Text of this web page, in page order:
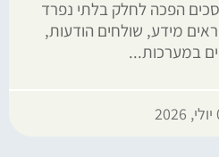
הפכה לחלק בלתי נפרד
מידע, שולחים הודעות,
במערכות...